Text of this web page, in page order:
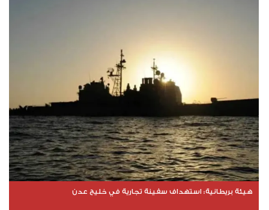
هيئة بريطانية: استهداف سفينة تجارية في خليج عدن